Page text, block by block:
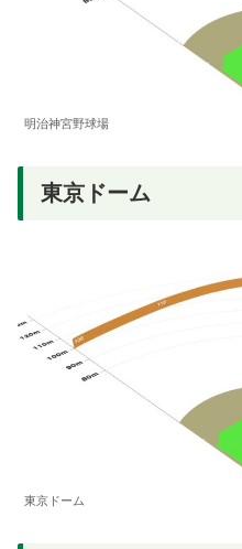
明治神宮野球場
東京ドーム
東京ドーム